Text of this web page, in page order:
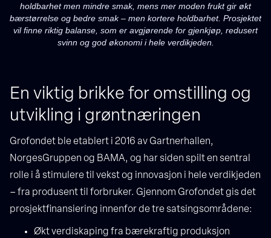
holdbarhet men mindre smak, mens mer moden frukt gir økt
bærstørrelse og bedre smak – men kortere holdbarhet. Prosjektet
vil finne riktig balanse, som er avgjørende for gjenkjøp, redusert
svinn og god økonomi i hele verdikjeden.
En viktig brikke for omstilling og
utvikling i grøntnæringen
Grofondet ble etablert i 2016 av Gartnerhallen,
NorgesGruppen og BAMA, og har siden spilt en sentral
rolle i å stimulere til vekst og innovasjon i hele verdikjeden
– fra produsent til forbruker. Gjennom Grofondet gis det
prosjektfinansiering innenfor de tre satsingsområdene:
Økt verdiskaping fra bærekraftig produksjon